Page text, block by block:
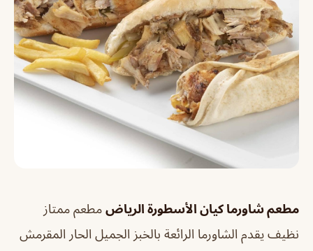
مطعم شاورما كيان الأسطورة الرياض مطعم ممتاز
نظيف يقدم الشاورما الرائعة بالخبز الجميل الحار المقرمش